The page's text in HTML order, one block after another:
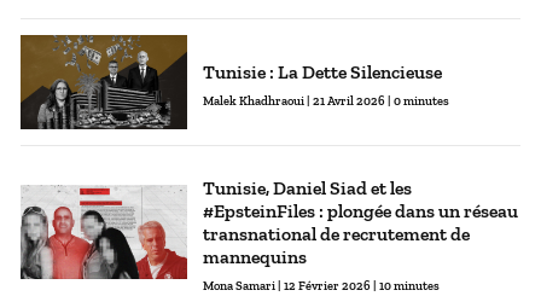
Tunisie : La Dette Silencieuse
Malek Khadhraoui| 21 Avril 2026 | 0 minutes
Tunisie, Daniel Siad et les
#EpsteinFiles : plongée dans un réseau
transnational de recrutement de
mannequins
Mona Samari| 12 Février 2026 | 10 minutes